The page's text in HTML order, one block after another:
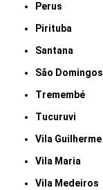
Perus
Pirituba
Santana
São Domingos
Tremembé
Tucuruvi
Vila Guilherme
Vila Maria
Vila Medeiros